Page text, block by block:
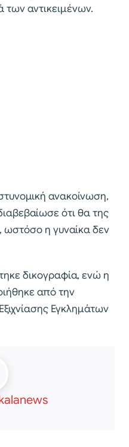
των αντικειμένων.
ανακοίνωση,
ότι θα της
ωστόσο η γυναίκα δεν
δικογραφία, ενώ η
από την
Εγκλημάτων